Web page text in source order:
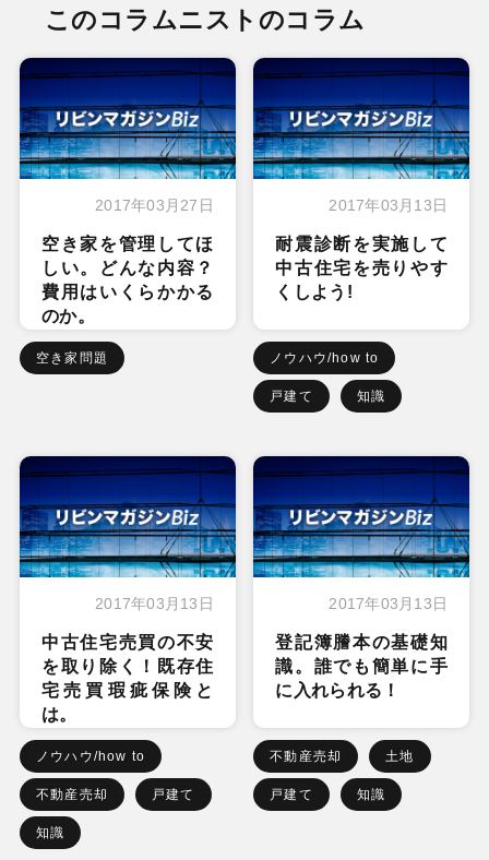
このコラムニストのコラム
2017年03月27日
空き家を管理してほ
しい。どんな内容？
費用はいくらかかる
のか。
空き家問題
2017年03月13日
耐震診断を実施して
中古住宅を売りやす
くしよう!
ノウハウ/how to
戸建て 知識
2017年03月13日
中古住宅売買の不安
を取り除く！既存住
宅売買瑕疵保険と
は。
ノウハウ/how to
不動産売却 戸建て
知識
2017年03月13日
登記簿謄本の基礎知
識。誰でも簡単に手
に入れられる！
不動産売却 土地
戸建て 知識